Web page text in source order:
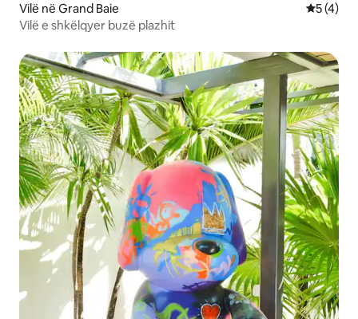
Vilë në Grand Baie
5 (4)
Vilë e shkëlqyer buzë plazhit